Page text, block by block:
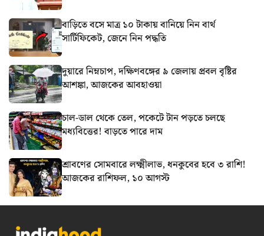
বাড়িতে বসে মাত্র ১০ টাকায় বানিয়ে নিন বার্থ
সার্টিফিকেট, জেনে নিন পদ্ধতি
দুয়ারে নিম্নচাপ, দক্ষিণবঙ্গের ৯ জেলায় প্রবল বৃষ্টির
আশঙ্কা, আজকের আবহাওয়া
চাল-ডাল থেকে তেল, পকেটে টান পড়তে চলছে
মধ্যবিত্তের! বাড়তে পারে দাম
শ্রাবণের সোমবারে লক্ষ্মীলাভ, ধনকুবের হবে ৩ রাশি!
আজকের রাশিফল, ১০ আগস্ট